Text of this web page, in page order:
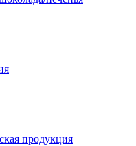
продукция